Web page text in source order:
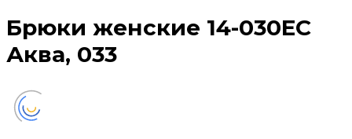
Брюки женские 14-030EC
Аква, 033